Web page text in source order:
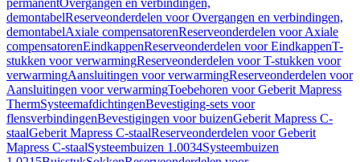
permanentOvergangen en verbindingen,
demontabelReserveonderdelen voor Overgangen en verbindingen,
demontabelAxiale compensatorenReserveonderdelen voor Axiale
compensatorenEindkappenReserveonderdelen voor EindkappenT-
stukken voor verwarmingReserveonderdelen voor T-stukken voor
verwarmingAansluitingen voor verwarmingReserveonderdelen voor
Aansluitingen voor verwarmingToebehoren voor Geberit Mapress
ThermSysteemafdichtingenBevestiging-sets voor
flensverbindingenBevestigingen voor buizenGeberit Mapress C-
staalGeberit Mapress C-staalReserveonderdelen voor Geberit
Mapress C-staalSysteembuizen 1.0034Systeembuizen